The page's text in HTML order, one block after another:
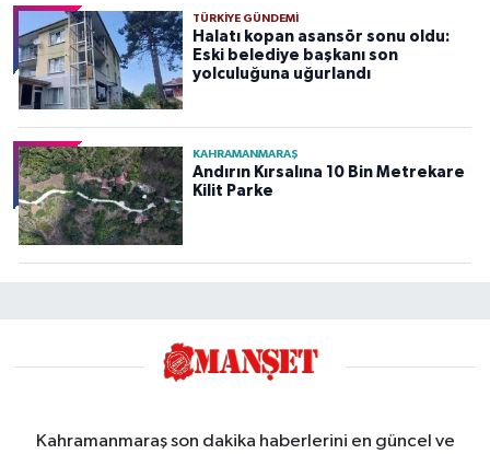
TÜRKIYE GÜNDEMI
Halatı kopan asansör sonu oldu:
Eski belediye başkanı son
yolculuğuna uğurlandı
KAHRAMANMARAŞ
Andırın Kırsalına 10 Bin Metrekare
Kilit Parke
Kahramanmaraş son dakika haberlerini en güncel ve